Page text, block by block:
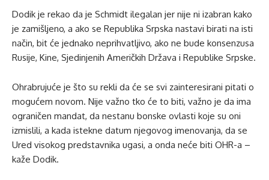
Dodik je rekao da je Schmidt ilegalan jer nije ni izabran kako
je zamišljeno, a ako se Republika Srpska nastavi birati na isti
način, bit će jednako neprihvatljivo, ako ne bude konsenzusa
Rusije, Kine, Sjedinjenih Američkih Država i Republike Srpske.
Ohrabrujuće je što su rekli da će se svi zainteresirani pitati o
mogućem novom. Nije važno tko će to biti, važno je da ima
ograničen mandat, da nestanu bonske ovlasti koje su oni
izmislili, a kada istekne datum njegovog imenovanja, da se
Ured visokog predstavnika ugasi, a onda neće biti OHR-a –
kaže Dodik.